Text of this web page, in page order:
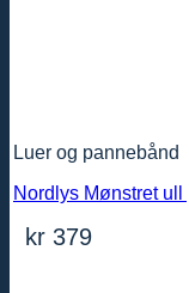
Luer og pannebånd
Nordlys Mønstret
kr 379